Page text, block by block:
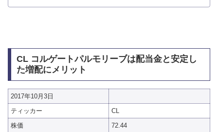
CL コルゲートパルモリーブは配当金と安定し
た増配にメリット
2017年10月3日
ティッカー
CL
株価
72.44